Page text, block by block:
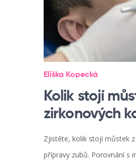
Eliška Kopecká
Kolik stojí
zirkonových
Zjistěte, kolik stojí můstek z
přípravy zubů. Porovnání s